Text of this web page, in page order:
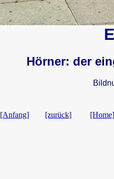
Hörner: der
[Anfang] [zurück] [Home]